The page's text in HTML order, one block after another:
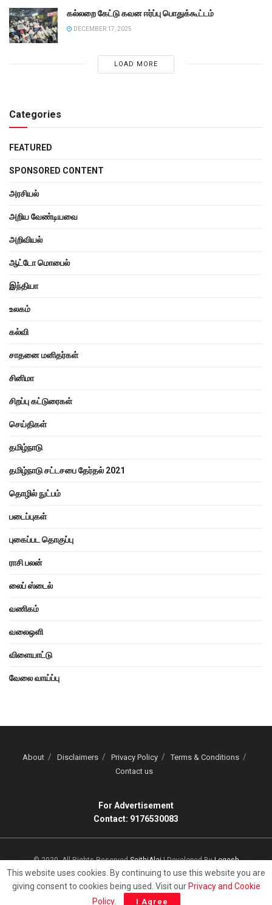
கல்லறை கேட்டு கவன ஈர்ப்பு பொதுக்கூட்டம்
DECEMBER 17, 2025
LOAD MORE
Categories
FEATURED
SPONSORED CONTENT
அரசியல்
அறிய வேண்டியவை
அறிவியல்
ஆட்டோ மொபைல்
இந்தியா
உலகம்
கல்வி
சாதனை மனிதர்கள்
சினிமா
சிறப்பு கட்டுரைகள்
செய்திகள்
தமிழ்நாடு
தமிழ்நாடு சட்டசபை தேர்தல் 2021
தொழில் நுட்பம்
படைப்புகள்
புகைப்பட தொகுப்பு
ராசி பலன்
லைப் ஸ்டைல்
வணிகம்
வலைஒளி
விளையாட்டு
வேலை வாய்ப்பு
About Disclaimers Privacy Policy
Terms & Conditions
Contact us
For Advertisement
Contact: 9176530083
© 2020, All Rights ReservedSeithiAlai| Developed ByLogesh
This website uses cookies. By continuing to use this website you are
giving consent to cookies being used. Visit our Privacy and Cookie
Policy. I Agree